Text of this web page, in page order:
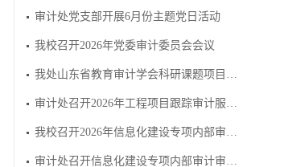
审计处党支部开展6月份主题党日活动
我校召开2026年党委审计委员会会议
我处山东省教育审计学会科研课题项目…
审计处召开2026年工程项目跟踪审计服…
我校召开2026年信息化建设专项内部审…
审计处召开信息化建设专项内部审计审…